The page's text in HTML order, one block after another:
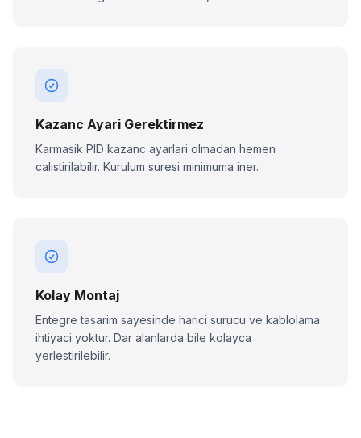
Kazanc Ayari Gerektirmez
Karmasik PID kazanc ayarlari olmadan hemen
calistirilabilir. Kurulum suresi minimuma iner.
Kolay Montaj
Entegre tasarim sayesinde harici surucu ve kablolama
ihtiyaci yoktur. Dar alanlarda bile kolayca
yerlestirilebilir.